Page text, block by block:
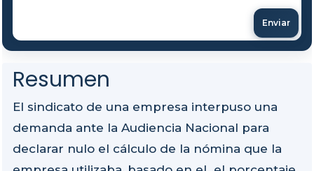
Enviar
Resumen
El sindicato de una empresa interpuso una
demanda ante la Audiencia Nacional para
declarar nulo el cálculo de la nómina que la